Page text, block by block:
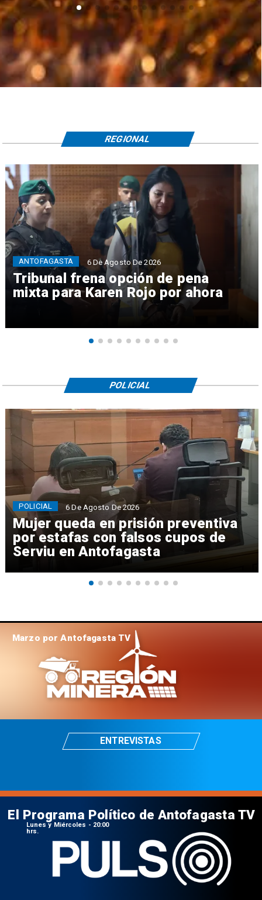
Tribunal frena opción de pena
mixta para Karen Rojo por ahora
ANTOFAGASTA 6 De Agosto De 2026
REGIONAL
Mujer queda en prisión preventiva
por estafas con falsos cupos de
Serviu en Antofagasta
POLICIAL 6 De Agosto De 2026
POLICIAL
Marzo por Antofagasta TV
ENTREVISTAS
El Programa Político de Antofagasta TV
Lunes y Miércoles - 20:00
hrs.